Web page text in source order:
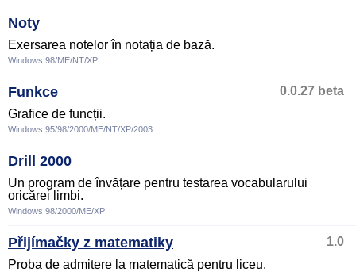
Noty
Exersarea notelor în notația de bază.
Windows 98/ME/NT/XP
Funkce
0.0.27 beta
Grafice de funcții.
Windows 95/98/2000/ME/NT/XP/2003
Drill 2000
Un program de învățare pentru testarea vocabularului
oricărei limbi.
Windows 98/2000/ME/XP
Přijímačky z matematiky
1.0
Proba de admitere la matematică pentru liceu.